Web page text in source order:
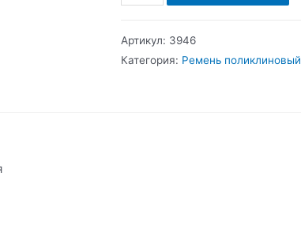
Универасльная
поликлиновый
Артикул: 3946
Категория: Ремень поликлиновый